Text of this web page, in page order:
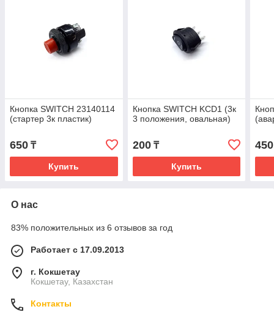
Кнопка SWITCH 23140114
(стартер 3к пластик)
650 ₸
Купить
Кнопка SWITCH KCD1 (3к
3 положения, овальная)
200₸
Купить
450
О нас
83% положительных из 6 отзывов за год
Работает с 17.09.2013
г. Кокшетау
Кокшетау, Казахстан
Контакты